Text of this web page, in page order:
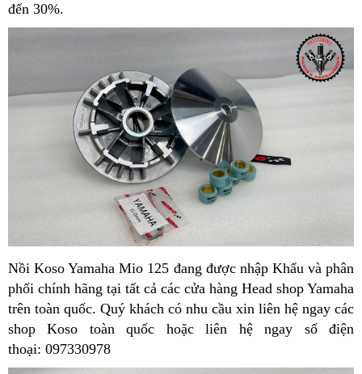
đến 30%.
Nồi Koso Yamaha Mio 125 đang được nhập Khẩu và phân
phối chính hãng tại tất cả các cửa hàng Head shop Yamaha
trên toàn quốc. Quý khách có nhu cầu xin liên hệ ngay các
shop Koso toàn quốc hoặc liên hệ ngay số điện
thoại: 097330978